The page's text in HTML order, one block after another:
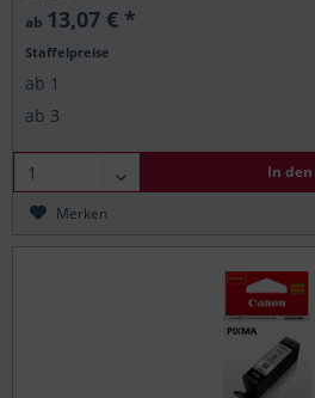
ab 13,07 € *
Staffelpreise
ab 1
ab 3
In den
Merken